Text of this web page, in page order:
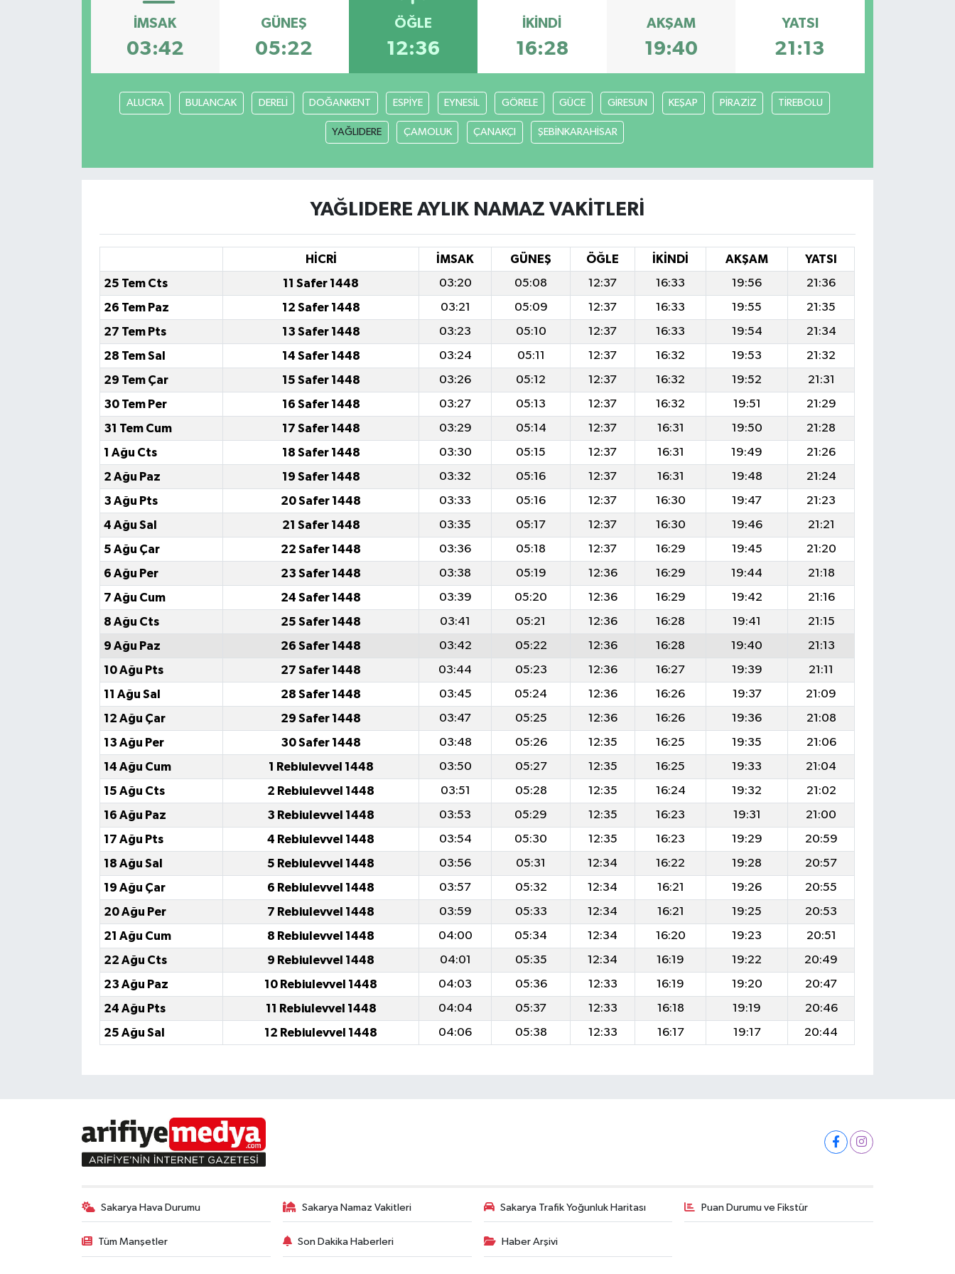
İMSAK
03:42
GÜNEŞ
05:22
ÖĞLE
12:36
İKINDI
16:28
AKŞAM
19:40
YATSI
21:13
ALUCRA BULANCAK DERELİ DOĞANKENT ESPİYE EYNESİL GÖRELE GÜCE GİRESUN KEŞAP PİRAZİZ TİREBOLU
YAĞLIDERE ÇAMOLUK ÇANAKÇI ŞEBİNKARAHİSAR
YAĞLIDERE AYLIK NAMAZ VAKITLERI
HİCRİ İMSAK GÜNEŞ ÖĞLE İKINDI AKŞAM
YATSI
25 Tem Cts
11 Safer 1448 03:20 05:08 12:37 16:33 19:56
21:36
26 Tem Paz
12 Safer 1448 03:21 05:09 12:37 16:33 19:55
21:35
27 Tem Pts
13 Safer 1448 03:23 05:10 12:37 16:33 19:54
21:34
28 Tem Sal
14 Safer 1448 03:24 05:11 12:37 16:32 19:53
21:32
29 Tem Çar
15 Safer 1448 03:26 05:12 12:37 16:32 19:52
21:31
30 Tem Per
16 Safer 1448 03:27 05:13 12:37 16:32 19:51
21:29
31 Tem Cum
17 Safer 1448 03:29 05:14 12:37 16:31 19:50
21:28
1 Ağu Cts
18 Safer 1448 03:30 05:15 12:37 16:31 19:49
21:26
2 Ağu Paz
19 Safer 1448 03:32 05:16 12:37 16:31 19:48
21:24
3 Ağu Pts
20 Safer 1448 03:33 05:16 12:37 16:30 19:47
21:23
4 Ağu Sal
21 Safer 1448 03:35 05:17 12:37 16:30 19:46
21:21
5 Ağu Çar
22 Safer 1448 03:36 05:18 12:37 16:29 19:45
21:20
6 Ağu Per
23 Safer 1448 03:38 05:19 12:36 16:29 19:44
21:18
7 Ağu Cum
24 Safer 1448 03:39 05:20 12:36 16:29 19:42
21:16
8 Ağu Cts
25 Safer 1448 03:41 05:21 12:36 16:28 19:41
21:15
9 Ağu Paz
26 Safer 1448 03:42 05:22 12:36 16:28 19:40
21:13
10 Ağu Pts
27 Safer 1448 03:44 05:23 12:36 16:27 19:39
21:11
11 Ağu Sal
28 Safer 1448 03:45 05:24 12:36 16:26 19:37
21:09
12 Ağu Çar
29 Safer 1448 03:47 05:25 12:36 16:26 19:36
21:08
13 Ağu Per
30 Safer 1448 03:48 05:26 12:35 16:25 19:35
21:06
14 Ağu Cum
1 Rebiulevvel 1448 03:50 05:27 12:35 16:25 19:33
21:04
15 Ağu Cts
2 Rebiulevvel 1448 03:51 05:28 12:35 16:24 19:32
21:02
16 Ağu Paz
3 Rebiulevvel 1448 03:53 05:29 12:35 16:23 19:31
21:00
17 Ağu Pts
4 Rebiulevvel 1448 03:54 05:30 12:35 16:23 19:29
20:59
18 Ağu Sal
5 Rebiulevvel 1448 03:56 05:31 12:34 16:22 19:28
20:57
19 Ağu Çar
6 Rebiulevvel 1448 03:57 05:32 12:34 16:21 19:26
20:55
20 Ağu Per
7 Rebiulevvel 1448 03:59 05:33 12:34 16:21 19:25
20:53
21 Ağu Cum
8 Rebiulevvel 1448 04:00 05:34 12:34 16:20 19:23
20:51
22 Ağu Cts
9 Rebiulevvel 1448 04:01 05:35 12:34 16:19 19:22
20:49
23 Ağu Paz
10 Rebiulevvel 1448 04:03 05:36 12:33 16:19 19:20
20:47
24 Ağu Pts
11 Rebiulevvel 1448 04:04 05:37 12:33 16:18 19:19
20:46
25 Ağu Sal
12 Rebiulevvel 1448 04:06 05:38 12:33 16:17 19:17 20:44
Sakarya Hava Durumu Sakarya Namaz Vakitleri Sakarya Trafik Yoğunluk Haritası Puan Durumu ve Fikstür
Tüm Manşetler Son Dakika Haberleri Haber Arşivi